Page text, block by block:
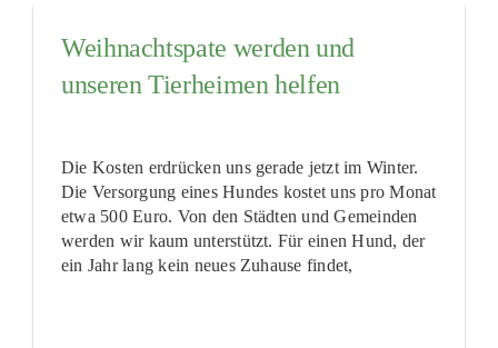
Weihnachtspate werden und
unseren Tierheimen helfen
Die Kosten erdrücken uns gerade jetzt im Winter.
Die Versorgung eines Hundes kostet uns pro Monat
etwa 500 Euro. Von den Städten und Gemeinden
werden wir kaum unterstützt. Für einen Hund, der
ein Jahr lang kein neues Zuhause findet,